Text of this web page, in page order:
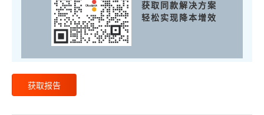
获取同款解决方案
轻松实现降本增效
获取报告